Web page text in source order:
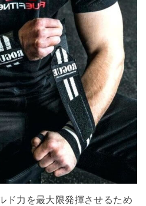
ド力を最大限発揮させるため